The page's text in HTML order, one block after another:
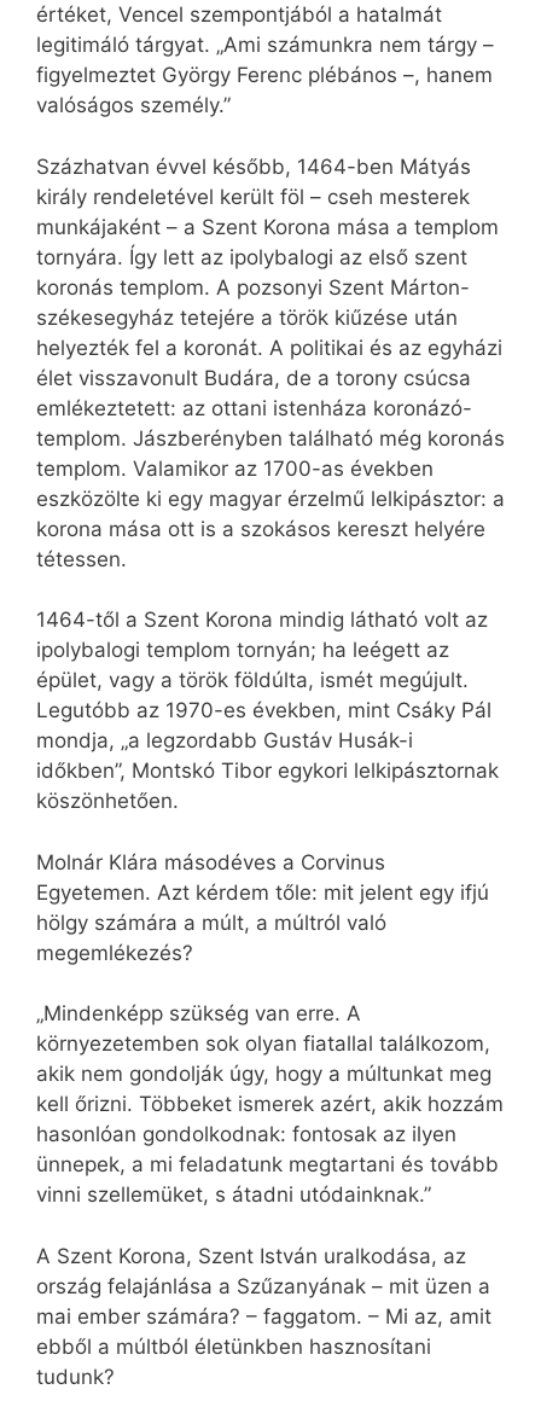
értéket, Vencel szempontjából a hatalmát
legitimáló tárgyat. „Ami számunkra nem tárgy –
figyelmeztet György Ferenc plébános –, hanem
valóságos személy.”
Százhatvan évvel később, 1464-ben Mátyás
király rendeletével került föl – cseh mesterek
munkájaként – a Szent Korona mása a templom
tornyára. Így lett az ipolybalogi az első szent
koronás templom. A pozsonyi Szent Márton-
székesegyház tetejére a török kiűzése után
helyezték fel a koronát. A politikai és az egyházi
élet visszavonult Budára, de a torony csúcsa
emlékeztetett: az ottani istenháza koronázó-
templom. Jászberényben található még koronás
templom. Valamikor az 1700-as években
eszközölte ki egy magyar érzelmű lelkipásztor: a
korona mása ott is a szokásos kereszt helyére
tétessen.
1464-től a Szent Korona mindig látható volt az
ipolybalogi templom tornyán; ha leégett az
épület, vagy a török földúlta, ismét megújult.
Legutóbb az 1970-es években, mint Csáky Pál
mondja, „a legzordabb Gustáv Husák-i
időkben”, Montskó Tibor egykori lelkipásztornak
köszönhetően.
Molnár Klára másodéves a Corvinus
Egyetemen. Azt kérdem tőle: mit jelent egy ifjú
hölgy számára a múlt, a múltról való
megemlékezés?
„Mindenképp szükség van erre. A
környezetemben sok olyan fiatallal találkozom,
akik nem gondolják úgy, hogy a múltunkat meg
kell őrizni. Többeket ismerek azért, akik hozzám
hasonlóan gondolkodnak: fontosak az ilyen
ünnepek, a mi feladatunk megtartani és tovább
vinni szellemüket, s átadni utódainknak.”
A Szent Korona, Szent István uralkodása, az
ország felajánlása a Szűzanyának – mit üzen a
mai ember számára? – faggatom. – Mi az, amit
ebből a múltból életünkben hasznosítani
tudunk?